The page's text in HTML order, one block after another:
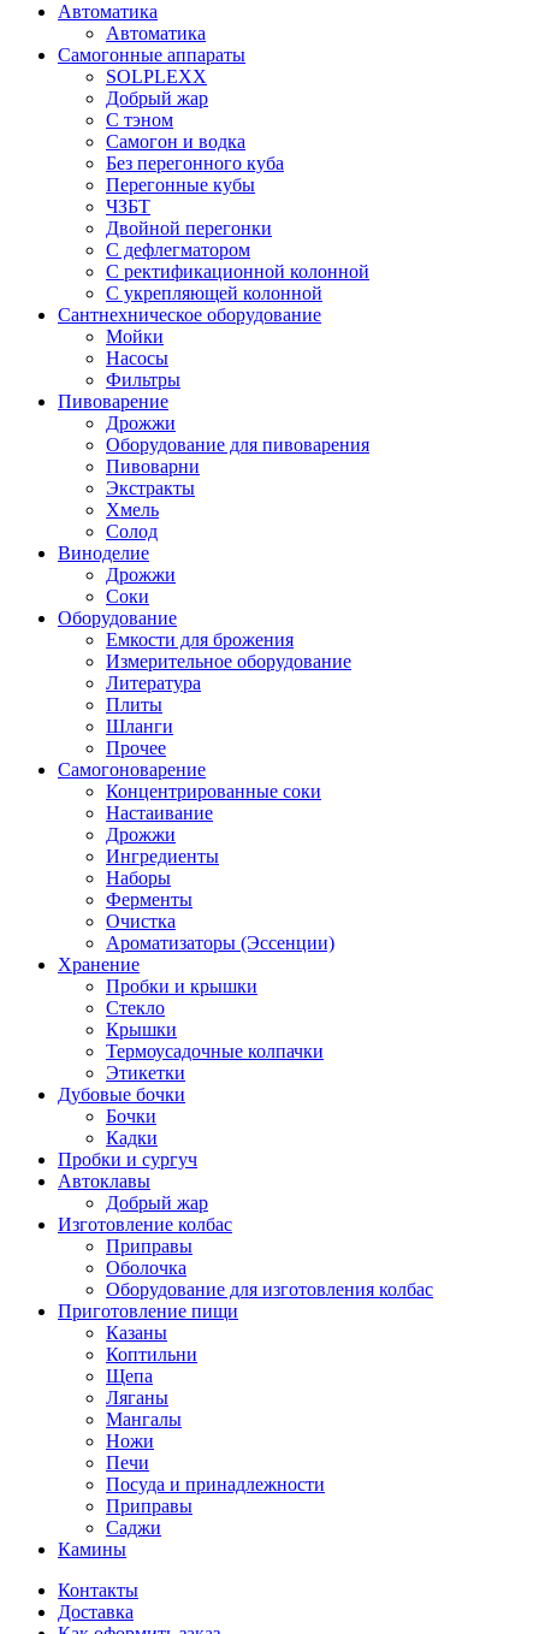
Автоматика
Автоматика
Самогонные аппараты
SOLPLEXX
Добрый жар
С тэном
Самогон и водка
Без перегонного куба
Перегонные кубы
ЧЗБТ
Двойной перегонки
С дефлегматором
С ректификационной колонной
С укрепляющей колонной
Сантнехническое оборудование
Мойки
Насосы
Фильтры
Пивоварение
Дрожжи
Оборудование для пивоварения
Пивоварни
Экстракты
Хмель
Солод
Виноделие
Дрожжи
Соки
Оборудование
Емкости для брожения
Измерительное оборудование
Литература
Плиты
Шланги
Прочее
Самогоноварение
Концентрированные соки
Настаивание
Дрожжи
Ингредиенты
Наборы
Ферменты
Очистка
Ароматизаторы (Эссенции)
Хранение
Пробки и крышки
Стекло
Крышки
Термоусадочные колпачки
Этикетки
Дубовые бочки
Бочки
Кадки
Пробки и сургуч
Автоклавы
Добрый жар
Изготовление колбас
Приправы
Оболочка
Оборудование для изготовления колбас
Приготовление пищи
Казаны
Коптильни
Щепа
Ляганы
Мангалы
Ножи
Печи
Посуда и принадлежности
Приправы
Саджи
Камины
Контакты
Доставка